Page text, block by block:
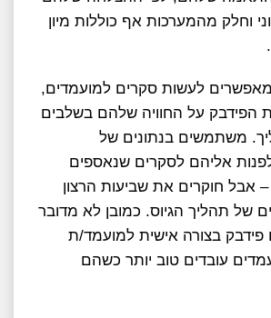
וחלק מהמערכות אף כוללות מיון
לעשות סקרים למועמדים,
הפידבק על החוויה ‫שלהם בשלבים
משתמשים בנתונים של
אליהם לסקרים שנאספים
– אבל חוקרים את שביעות הרצון
של תהליך הגיוס. כמובן לא מדובר
פידבק בצורה אישית למועמד/ת
עובדים טוב יותר כשהם